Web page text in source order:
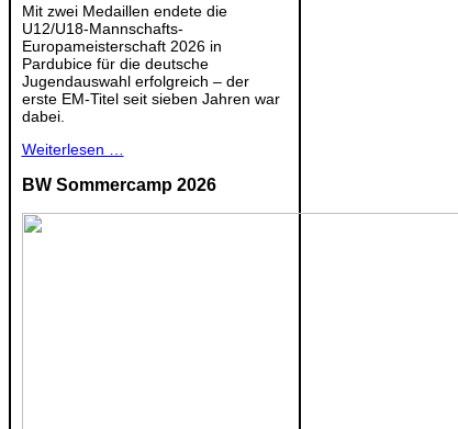
Mit zwei Medaillen endete die
U12/U18-Mannschafts-
Europameisterschaft 2026 in
Pardubice für die deutsche
Jugendauswahl erfolgreich – der
erste EM-Titel seit sieben Jahren war
dabei.
Weiterlesen …
BW Sommercamp 2026